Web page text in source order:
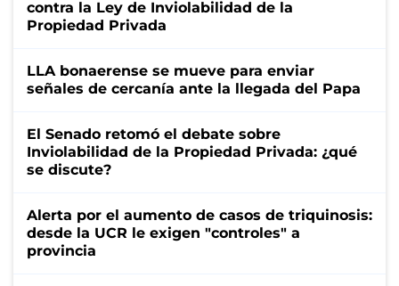
contra la Ley de Inviolabilidad de la
Propiedad Privada
LLA bonaerense se mueve para enviar
señales de cercanía ante la llegada del Papa
El Senado retomó el debate sobre
Inviolabilidad de la Propiedad Privada: ¿qué
se discute?
Alerta por el aumento de casos de triquinosis:
desde la UCR le exigen "controles" a
provincia